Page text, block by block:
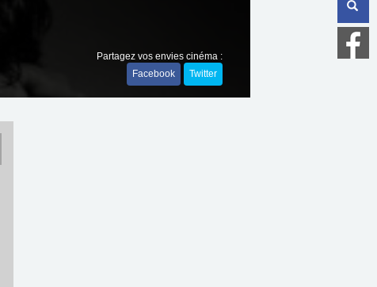
Partagez vos envies cinéma :
Facebook
Twitter